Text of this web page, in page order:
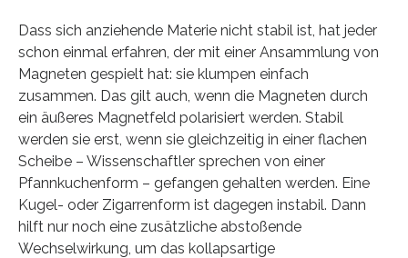
Dass sich anziehende Materie nicht stabil ist, hat jeder
schon einmal erfahren, der mit einer Ansammlung von
Magneten gespielt hat: sie klumpen einfach
zusammen. Das gilt auch, wenn die Magneten durch
ein äußeres Magnetfeld polarisiert werden. Stabil
werden sie erst, wenn sie gleichzeitig in einer flachen
Scheibe – Wissenschaftler sprechen von einer
Pfannkuchenform – gefangen gehalten werden. Eine
Kugel- oder Zigarrenform ist dagegen instabil. Dann
hilft nur noch eine zusätzliche abstoßende
Wechselwirkung, um das kollapsartige